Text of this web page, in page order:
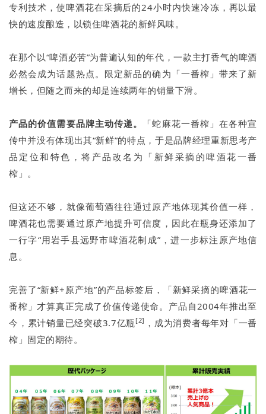
专利技术，使啤酒花在采摘后的24小时内快速冷冻，再以最
快的速度酿造，以锁住啤酒花的新鲜风味。
在那个以“啤酒必苦”为普遍认知的年代，一款主打香气的啤酒
必然会成为话题热点。限定新品的确为「一番榨」带来了新
增长，但随之而来的却是连续两年的销量下滑。
产品的价值需要品牌主动传递。
「蛇麻花一番榨」在各种宣
传中并没有体现出其“新鲜”的特点，于是品牌经理重新思考产
品定位和特色，将产品改名为「新鲜采摘的啤酒花一番
榨」。
但这还不够，就像葡萄酒往往通过原产地体现其价值一样，
啤酒花也需要通过原产地提升可信度，因此在瓶身还添加了
一行字“用岩手县远野市啤酒花制成”，进一步标注原产地信
息。
完善了“新鲜+原产地”的产品标签后，「新鲜采摘的啤酒花一
番榨」才算真正完成了价值传递使命。产品自2004年推出至
今，累计销量已经突破3.7亿瓶 [2] ，成为消费者每年对「一番
榨」固定的期待。